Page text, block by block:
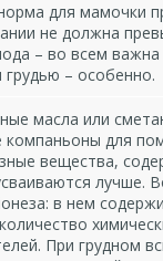
для мамочки
не должна
– во всем
грудью – особенно.
масла или
компаньоны для
вещества,
лучше.
в нем
При грудном